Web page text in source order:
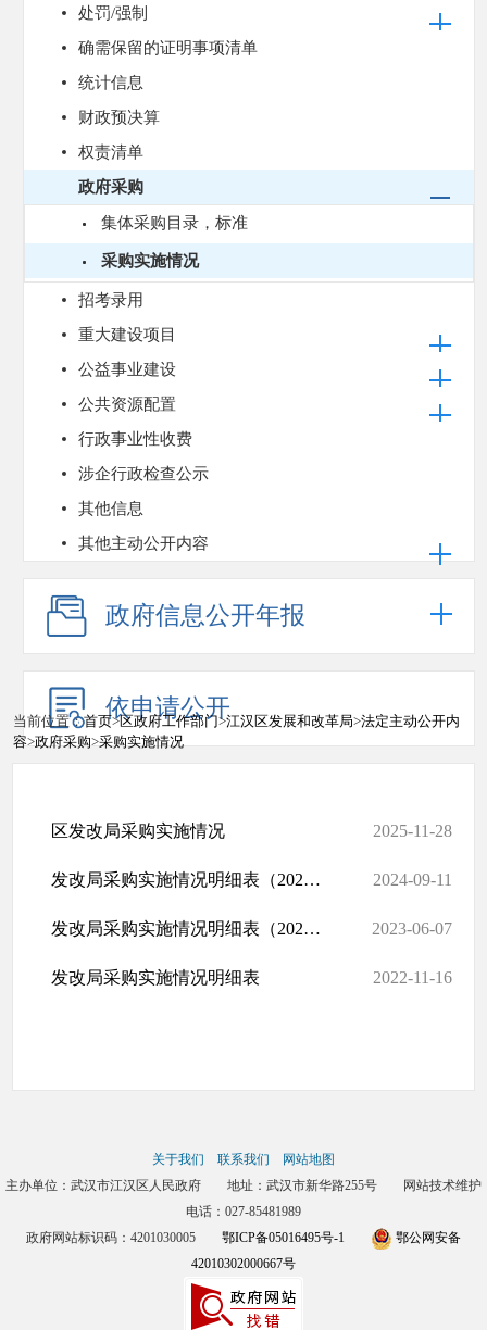
处罚/强制
确需保留的证明事项清单
统计信息
财政预决算
权责清单
政府采购
集体采购目录，标准
采购实施情况
招考录用
重大建设项目
公益事业建设
公共资源配置
行政事业性收费
涉企行政检查公示
其他信息
其他主动公开内容
政府信息公开年报
依申请公开
当前位置：首页>区政府工作部门>江汉区发展和改革局>法定主动公开内
容>政府采购>采购实施情况
区发改局采购实施情况 2025-11-28
发改局采购实施情况明细表（2024.09） 2024-09-11
发改局采购实施情况明细表（2023.06） 2023-06-07
发改局采购实施情况明细表 2022-11-16
关于我们 联系我们
网站地图
主办单位：武汉市江汉区人民政府 地址：武汉市新华路255号 网站技术维护
电话：027-85481989
政府网站标识码：4201030005 鄂ICP备05016495号-1
鄂公网安备
42010302000667号